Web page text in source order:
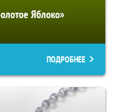
Яблоко»
ПОДРОБНЕЕ